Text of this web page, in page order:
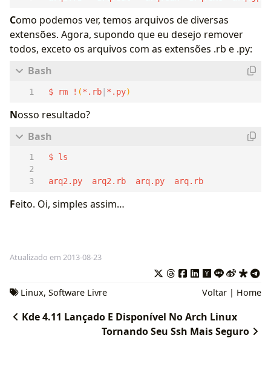
Como podemos ver, temos arquivos de diversas
extensões. Agora, supondo que eu desejo remover
todos, exceto os arquivos com as extensões .rb e .py:
$ rm ! (*.rb *.py)
Nosso resultado?
arq2.py  arq2.rb  arq.py  arq.rb
Feito. Oi, simples assim…
Atualizado em 2013-08-23
Linux, Software Livre Voltar | Home
Kde 4.11 Lançado E Disponível No Arch Linux
Tornando Seu Ssh Mais Seguro